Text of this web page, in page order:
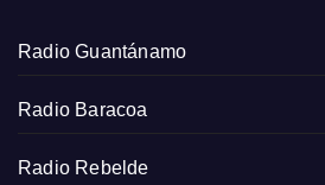
Radio Guantánamo
Radio Baracoa
Radio Rebelde